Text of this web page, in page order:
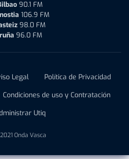
90.1 FM
106.9 FM
98.0 FM
96.0 FM
Legal
Política de Privacidad
Condiciones de uso y Contratación
Utiq
Onda Vasca